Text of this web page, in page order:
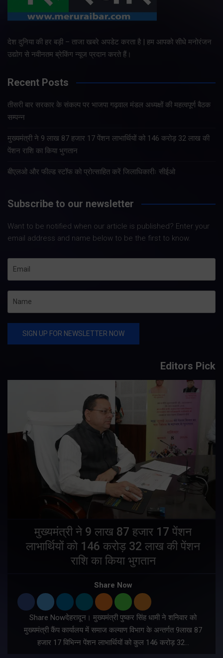
देश दुनिया की हर बड़ी – ताजा खबरे अपडेट करता है | हम आपको सीधे मनोरंजन
उद्योग से नवीनतम ब्रेकिंग न्यूज प्रदान करते हैं।
Recent Posts
तीसरी बार सरकार के संकल्प पर भाजपा गढ़वाल मंडल अध्यक्षों की महत्वपूर्ण बैठक
सम्पन्न
मुख्यमंत्री ने 9 लाख 87 हजार 17 पेंशन लाभार्थियों को 146 करोड़ 32 लाख की
पेंशन राशि का किया भुगतान
बीएलओ और फील्ड स्टॉफ को प्रोत्साहित करें जिलाधिकारीः सीईओ
Subscribe to our newsletter
Want to be notified when our article is published? Enter your
email address and name below to be the first to know.
Editors Pick
मुख्यमंत्री ने 9 लाख 87 हजार 17 पेंशन
लाभार्थियों को 146 करोड़ 32 लाख की पेंशन
राशि का किया भुगतान
Share Now
Share Nowदेहरादून। मुख्यमंत्री पुष्कर सिंह धामी ने शनिवार को
मुख्यमंत्री कैंप कार्यालय में समाज कल्याण विभाग के अन्तर्गत 9लाख 87
हजार 17 विभिन्न पेंशन लाभार्थियों को कुल 146 करोड़ 32…